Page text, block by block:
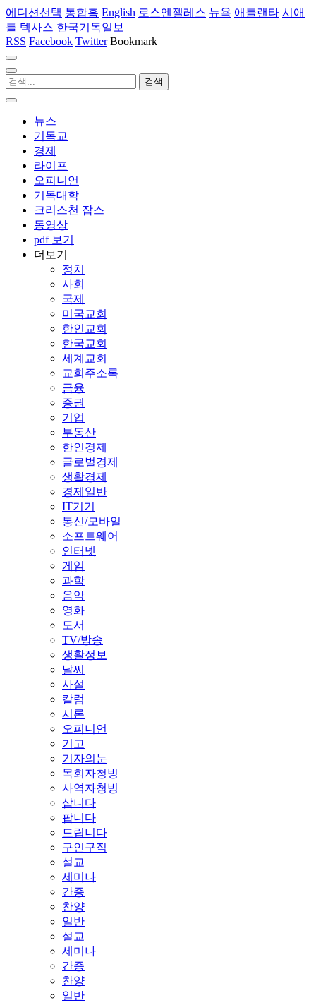
에디션선택 통합홈 English 로스엔젤레스 뉴욕 애틀랜타 시애
틀 텍사스 한국기독일보
RSS Facebook Twitter Bookmark
뉴스
기독교
경제
라이프
오피니언
기독대학
크리스천 잡스
동영상
pdf 보기
더보기
정치
사회
국제
미국교회
한인교회
한국교회
세계교회
교회주소록
금융
증권
기업
부동산
한인경제
글로벌경제
생활경제
경제일반
IT기기
통신/모바일
소프트웨어
인터넷
게임
과학
음악
영화
도서
TV/방송
생활정보
날씨
사설
칼럼
시론
오피니언
기고
기자의눈
목회자청빙
사역자청빙
삽니다
팝니다
드립니다
구인구직
설교
세미나
간증
찬양
일반
설교
세미나
간증
찬양
일반